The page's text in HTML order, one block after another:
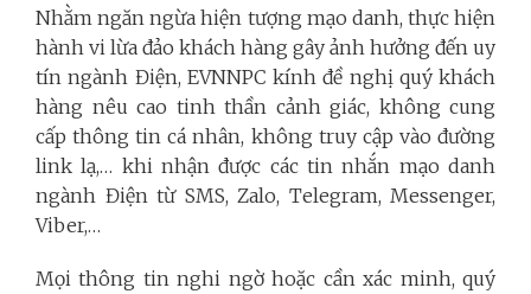
Nhằm ngăn ngừa hiện tượng mạo danh, thực hiện
hành vi lừa đảo khách hàng gây ảnh hưởng đến uy
tín ngành Điện, EVNNPC kính đề nghị quý khách
hàng nêu cao tinh thần cảnh giác, không cung
cấp thông tin cá nhân, không truy cập vào đường
link lạ,… khi nhận được các tin nhắn mạo danh
ngành Điện từ SMS, Zalo, Telegram, Messenger,
Viber,…
Mọi thông tin nghi ngờ hoặc cần xác minh, quý